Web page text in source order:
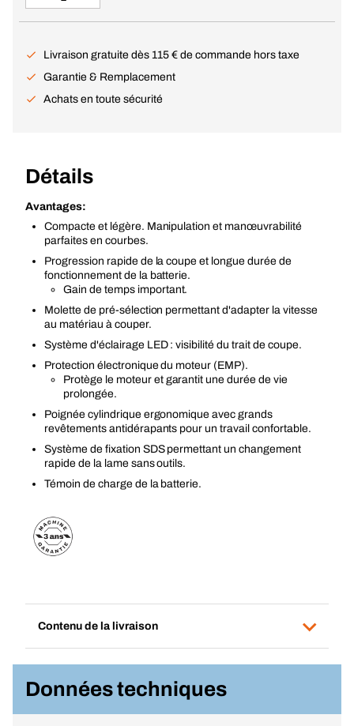
Livraison gratuite dès 115 € de commande hors taxe
Garantie & Remplacement
Achats en toute sécurité
Détails
Avantages:
Compacte et légère. Manipulation et manœuvrabilité
parfaites en courbes.
Progression rapide de la coupe et longue durée de
fonctionnement de la batterie.
Gain de temps important.
Molette de pré-sélection permettant d'adapter la vitesse
au matériau à couper.
Système d'éclairage LED : visibilité du trait de coupe.
Protection électronique du moteur (EMP).
Protège le moteur et garantit une durée de vie
prolongée.
Poignée cylindrique ergonomique avec grands
revêtements antidérapants pour un travail confortable.
Système de fixation SDS permettant un changement
rapide de la lame sans outils.
Témoin de charge de la batterie.
Contenu de la livraison
Données techniques